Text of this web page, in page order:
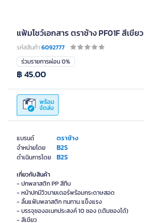
แฟ้มโชว์เอกสาร ตราช้าง PF01F สีเขียว
รหัสสินค้า6092777
แบรนด์ ตราช้าง
จำหน่ายโดย B2S
ดำเนินการโดย B2S
ร่วมรายการผ่อน 0%
พร้อม
จัดส่ง
฿ 45.00
เกี่ยวกับสินค้า
- ปกพลาสติก PP สีทึบ
- หน้าปกมีวิวบายเดอร์พร้อมกระดาษสอด
- ลิ้นแฟ้มพลาสติก ทนทาน แข็งแรง
- บรรจุซองอเนกประสงค์ 10 ซอง (เติมซองได้)
- สีเขียว